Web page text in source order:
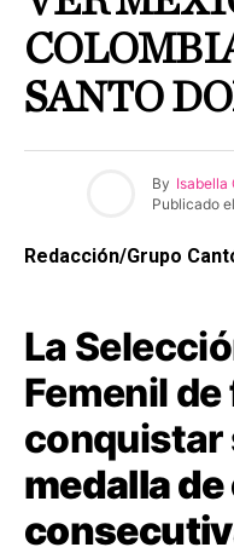
SANTO
By Isabella
Publicado el
Redacción/Grupo
La
Femenil
conquistar
medalla de